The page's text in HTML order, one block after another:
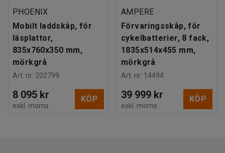
PHOENIX
Mobilt laddskåp, för
läsplattor,
835x760x350 mm,
mörkgrå
Art. nr: 202799
8 095 kr
exkl. moms
KÖP
AMPERE
Förvaringsskåp, för
cykelbatterier, 8 fack,
1835x514x455 mm,
mörkgrå
Art. nr: 14494
39 999 kr
exkl. moms
KÖP